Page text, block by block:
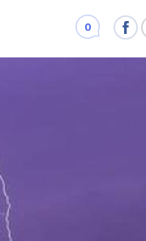
0